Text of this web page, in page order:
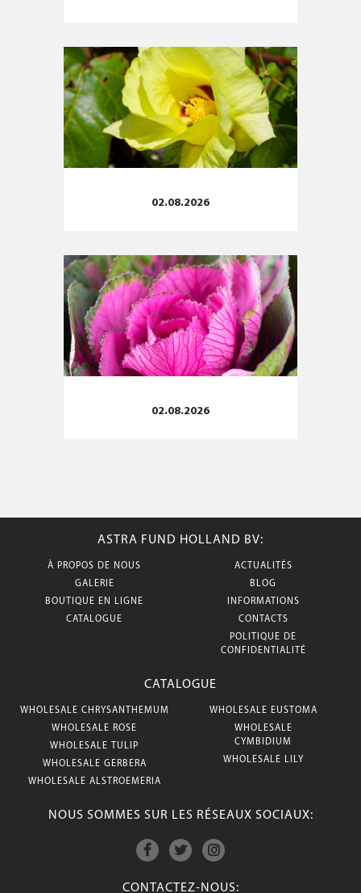
02.08.2026
02.08.2026
ASTRA FUND HOLLAND BV:
À PROPOS DE NOUS
GALERIE
BOUTIQUE EN LIGNE
CATALOGUE
ACTUALITÉS
BLOG
INFORMATIONS
CONTACTS
POLITIQUE DE
CONFIDENTIALITÉ
CATALOGUE
WHOLESALE CHRYSANTHEMUM
WHOLESALE ROSE
WHOLESALE TULIP
WHOLESALE GERBERA
WHOLESALE ALSTROEMERIA
WHOLESALE EUSTOMA
WHOLESALE
CYMBIDIUM
WHOLESALE LILY
NOUS SOMMES SUR LES RÉSEAUX SOCIAUX:
CONTACTEZ-NOUS: